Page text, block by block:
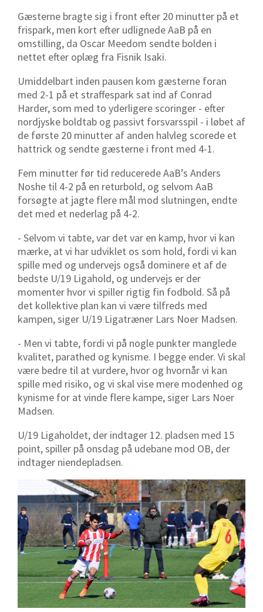
Gæsterne bragte sig i front efter 20 minutter på et
frispark, men kort efter udlignede AaB på en
omstilling, da Oscar Meedom sendte bolden i
nettet efter oplæg fra Fisnik Isaki.
Umiddelbart inden pausen kom gæsterne foran
med 2-1 på et straffespark sat ind af Conrad
Harder, som med to yderligere scoringer - efter
nordjyske boldtab og passivt forsvarsspil - i løbet af
de første 20 minutter af anden halvleg scorede et
hattrick og sendte gæsterne i front med 4-1.
Fem minutter før tid reducerede AaB’s Anders
Noshe til 4-2 på en returbold, og selvom AaB
forsøgte at jagte flere mål mod slutningen, endte
det med et nederlag på 4-2.
- Selvom vi tabte, var det var en kamp, hvor vi kan
mærke, at vi har udviklet os som hold, fordi vi kan
spille med og undervejs også dominere et af de
bedste U/19 Ligahold, og undervejs er der
momenter hvor vi spiller rigtig fin fodbold. Så på
det kollektive plan kan vi være tilfreds med
kampen, siger U/19 Ligatræner Lars Noer Madsen.
- Men vi tabte, fordi vi på nogle punkter manglede
kvalitet, parathed og kynisme. I begge ender. Vi skal
være bedre til at vurdere, hvor og hvornår vi kan
spille med risiko, og vi skal vise mere modenhed og
kynisme for at vinde flere kampe, siger Lars Noer
Madsen.
U/19 Ligaholdet, der indtager 12. pladsen med 15
point, spiller på onsdag på udebane mod OB, der
indtager niendepladsen.